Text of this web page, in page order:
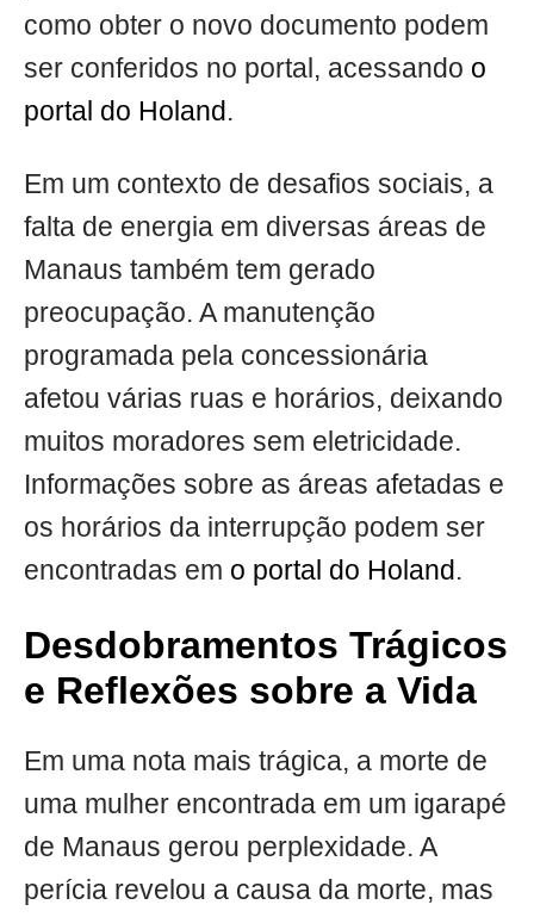
como obter o novo documento podem
ser conferidos no portal, acessando o
portal do Holand .
Em um contexto de desafios sociais, a
falta de energia em diversas áreas de
Manaus também tem gerado
preocupação. A manutenção
programada pela concessionária
afetou várias ruas e horários, deixando
muitos moradores sem eletricidade.
Informações sobre as áreas afetadas e
os horários da interrupção podem ser
encontradas em o portal do Holand .
Desdobramentos Trágicos
e Reflexões sobre a Vida
Em uma nota mais trágica, a morte de
uma mulher encontrada em um igarapé
de Manaus gerou perplexidade. A
perícia revelou a causa da morte, mas